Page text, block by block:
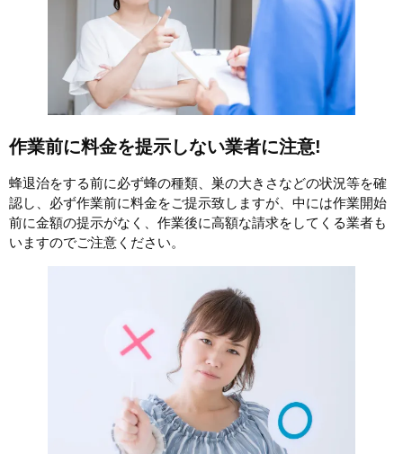
作業前に料金を提示しない業者に注意!
蜂退治をする前に必ず蜂の種類、巣の大きさなどの状況等を確
認し、必ず作業前に料金をご提示致しますが、中には作業開始
前に金額の提示がなく、作業後に高額な請求をしてくる業者も
いますのでご注意ください。